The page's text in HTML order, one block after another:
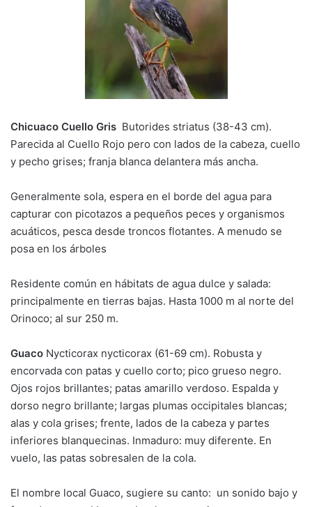
Chicuaco Cuello Gris Butorides striatus (38-43 cm).
Parecida al Cuello Rojo pero con lados de la cabeza, cuello
y pecho grises; franja blanca delantera más ancha.
Generalmente sola, espera en el borde del agua para
capturar con picotazos a pequeños peces y organismos
acuáticos, pesca desde troncos flotantes. A menudo se
posa en los árboles
Residente común en hábitats de agua dulce y salada:
principalmente en tierras bajas. Hasta 1000 m al norte del
Orinoco; al sur 250 m.
Guaco Nycticorax nycticorax (61-69 cm). Robusta y
encorvada con patas y cuello corto; pico grueso negro.
Ojos rojos brillantes; patas amarillo verdoso. Espalda y
dorso negro brillante; largas plumas occipitales blancas;
alas y cola grises; frente, lados de la cabeza y partes
inferiores blanquecinas. Inmaduro: muy diferente. En
vuelo, las patas sobresalen de la cola.
El nombre local Guaco, sugiere su canto: un sonido bajo y